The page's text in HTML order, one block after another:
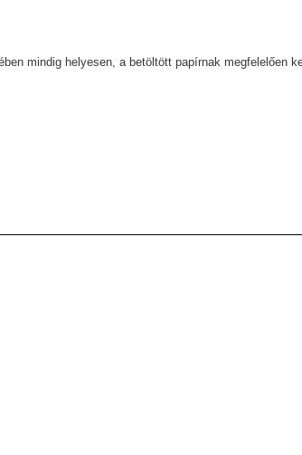
mindig helyesen, a betöltött papírnak megfelelően